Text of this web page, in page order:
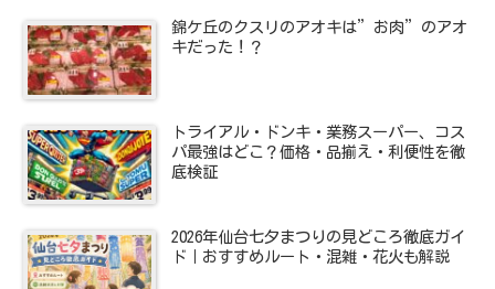
錦ケ丘のクスリのアオキは”お肉”のアオ
キだった！？
トライアル・ドンキ・業務スーパー、コス
パ最強はどこ？価格・品揃え・利便性を徹
底検証
2026年仙台七夕まつりの見どころ徹底ガイ
ド｜おすすめルート・混雑・花火も解説